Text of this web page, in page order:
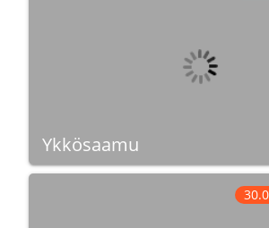
Ykkösaamu